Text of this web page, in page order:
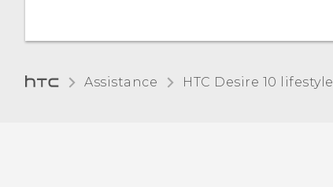
Assistance HTC Desire 10 lifestyle‎